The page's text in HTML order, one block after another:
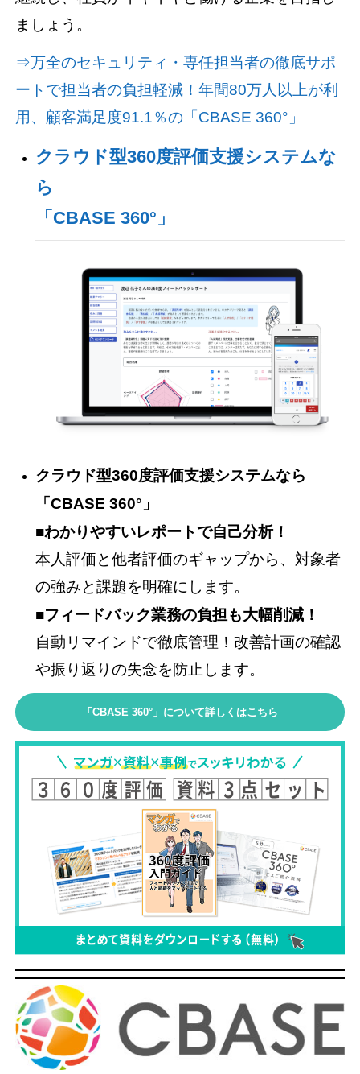
ましょう。
⇒万全のセキュリティ・専任担当者の徹底サポ
ートで担当者の負担軽減！年間80万人以上が利
用、顧客満足度91.1％の「CBASE 360°」
クラウド型360度評価支援システムな
ら
「CBASE 360°」
クラウド型360度評価支援システムなら
「CBASE 360°」
■わかりやすいレポートで自己分析！
本人評価と他者評価のギャップから、対象者
の強みと課題を明確にします。
■フィードバック業務の負担も大幅削減！
自動リマインドで徹底管理！改善計画の確認
や振り返りの失念を防止します。
「CBASE 360°」について詳しくはこちら